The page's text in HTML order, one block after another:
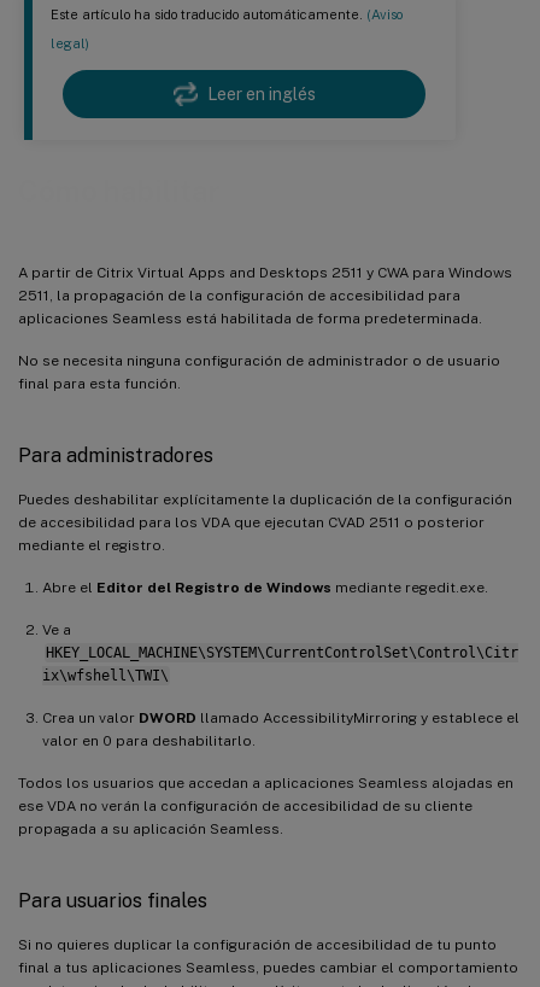
Este artículo ha sido traducido automáticamente. (Aviso
legal)
Leer en inglés
A partir de Citrix Virtual Apps and Desktops 2511 y CWA para Windows
2511, la propagación de la configuración de accesibilidad para
aplicaciones Seamless está habilitada de forma predeterminada.
No se necesita ninguna configuración de administrador o de usuario
final para esta función.
Para administradores
Puedes deshabilitar explícitamente la duplicación de la configuración
de accesibilidad para los VDA que ejecutan CVAD 2511 o posterior
mediante el registro.
Abre el Editor del Registro de Windows mediante regedit.exe.
Ve a
HKEY_LOCAL_MACHINE\SYSTEM\CurrentControlSet\Control\Citr
ix\wfshell\TWI\
Crea un valor DWORD llamado AccessibilityMirroring y establece el
valor en 0 para deshabilitarlo.
Todos los usuarios que accedan a aplicaciones Seamless alojadas en
ese VDA no verán la configuración de accesibilidad de su cliente
propagada a su aplicación Seamless.
Para usuarios finales
Si no quieres duplicar la configuración de accesibilidad de tu punto
final a tus aplicaciones Seamless, puedes cambiar el comportamiento